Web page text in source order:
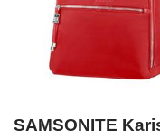
SAMSONITE